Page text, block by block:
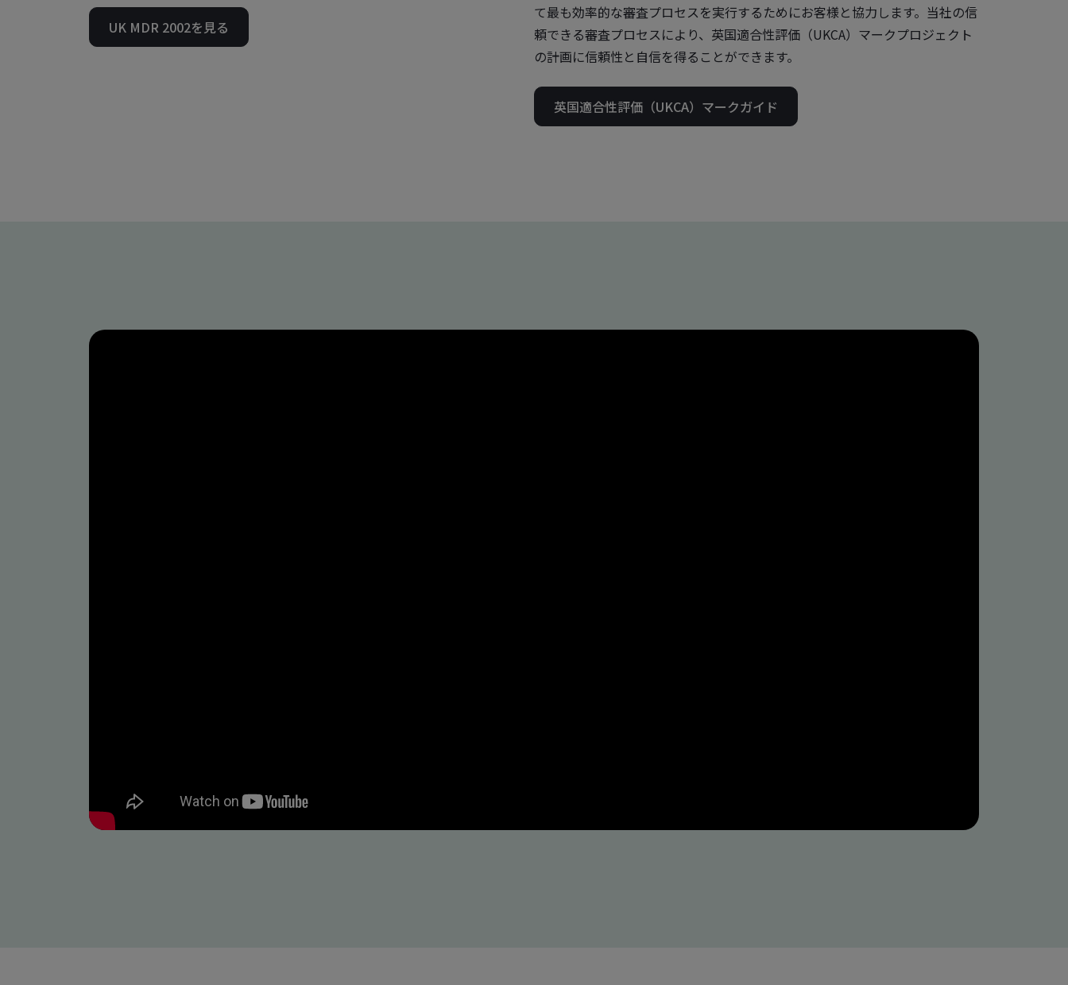
UK MDR 2002を見る
て最も効率的な審査プロセスを実行するためにお客様と協力します。当社の信
頼できる審査プロセスにより、英国適合性評価（UKCA）マークプロジェクト
の計画に信頼性と自信を得ることができます。
英国適合性評価（UKCA）マークガイド